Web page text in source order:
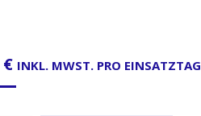
€ INKL. MWST. PRO EINSATZTAG